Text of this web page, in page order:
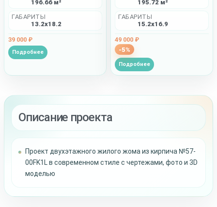
196.66 м²
ГАБАРИТЫ
13.2x18.2
39 000 ₽
Подробнее
195.72 м²
ГАБАРИТЫ
15.2x16.9
49 000 ₽
-5%
Подробнее
Описание проекта
Проект двухэтажного жилого жома из кирпича №57-
00FK1L в современном стиле с чертежами, фото и 3D
моделью